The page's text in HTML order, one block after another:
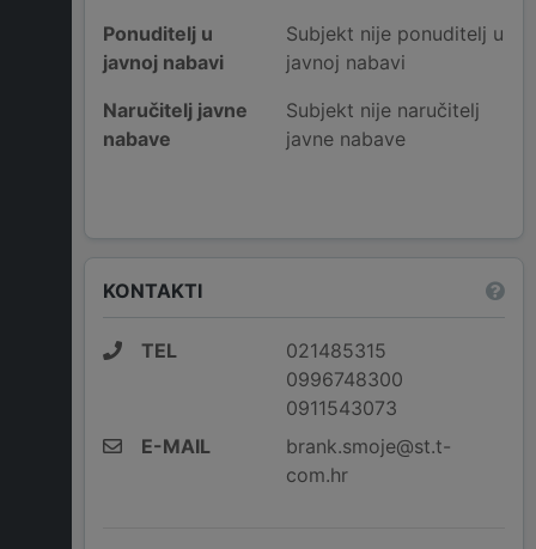
Ponuditelj u
javnoj nabavi
Subjekt nije ponuditelj u
javnoj nabavi
Naručitelj javne
nabave
Subjekt nije naručitelj
javne nabave
KONTAKTI
TEL
021485315
0996748300
0911543073
E-MAIL
brank.smoje@st.t-
com.hr